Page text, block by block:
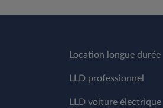
Location longue durée
LLD professionnel
LLD voiture électrique